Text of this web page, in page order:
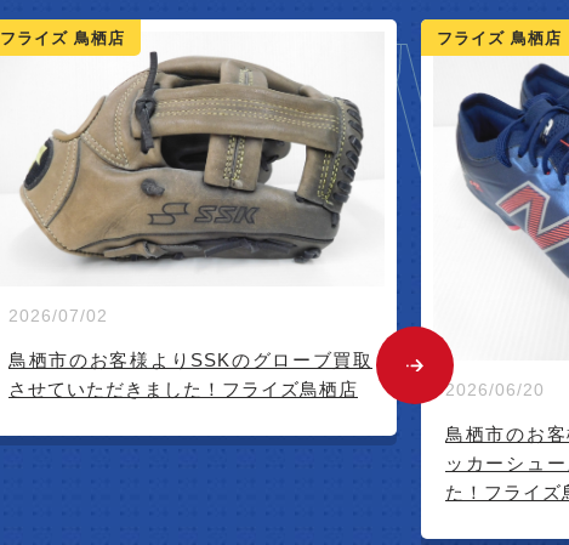
NEW
フライズ 鳥栖店
2026/06/20
鳥栖市のお客様よりニューバランスのサ
フライズ 鳥栖店
2026/06/14
みやき町の
バーベキュ
ました！フ